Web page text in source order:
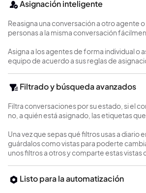
Asignación inteligente
Reasigna una conversación a otro agente
personas a la misma conversación
Asigna a los agentes de forma individual o
equipo de acuerdo a sus reglas de
Filtrado y búsqueda avanzados
Filtra conversaciones por su estado, si el
no, a quién está asignado, las etiquetas
Una vez que sepas qué filtros usas a diario
guárdalos como vistas para poderte
unos filtros a otros y comparte estas vistas
Listo para la automatización